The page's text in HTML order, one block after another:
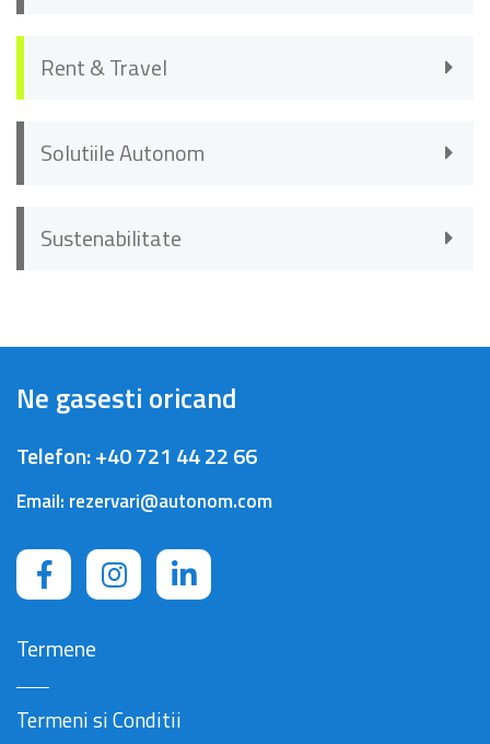
Rent & Travel
Solutiile Autonom
Sustenabilitate
Ne gasesti oricand
Telefon:+40 721 44 22 66
Email: rezervari@autonom.com
Termene
Termeni si Conditii